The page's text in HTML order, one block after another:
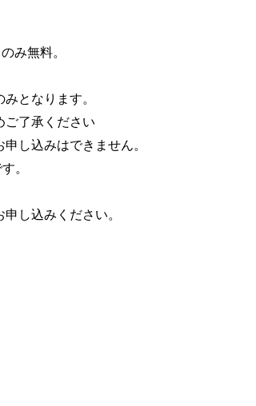
み無料。
となります。
了承ください
し込みはできません。
。
し込みください。